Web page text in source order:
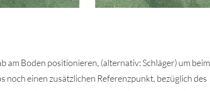
am Boden positionieren, (alternativ: Schläger) um beim
noch einen zusätzlichen Referenzpunkt, bezüglich des